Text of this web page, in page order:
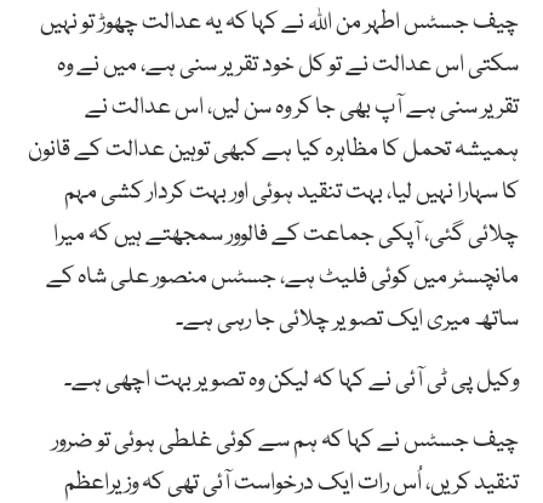
چیف جسٹس اطہر من اللہ نے کہا کہ یہ عدالت چھوڑ تو نہیں
سکتی اس عدالت نے تو کل خود تقریر سنی ہے، میں نے وہ
تقریر سنی ہے آپ بھی جا کر وہ سن لیں، اس عدالت نے
ہمیشہ تحمل کا مظاہرہ کیا ہے کبھی توہین عدالت کے قانون
کا سہارا نہیں لیا، بہت تنقید ہوئی اور بہت کردار کشی مہم
چلائی گئی، آپکی جماعت کے فالوور سمجھتے ہیں کہ میرا
مانچسٹر میں کوئی فلیٹ ہے، جسٹس منصور علی شاہ کے
ساتھ میری ایک تصویر چلائی جا رہی ہے۔
وکیل پی ٹی آئی نے کہا کہ لیکن وہ تصویر بہت اچھی ہے۔
چیف جسٹس نے کہا کہ ہم سے کوئی غلطی ہوئی تو ضرور
تنقید کریں، اُس رات ایک درخواست آئی تھی کہ وزیراعظم